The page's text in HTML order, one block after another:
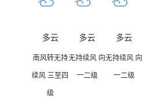
多云
南风转无持
续风 三至四
级
多云
无持续风 向
一二级
多云
无持续风 向
一二级